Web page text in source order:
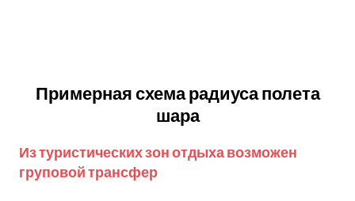
Примерная схема радиуса полета
шара
Из туристических зон отдыха возможен
груповой трансфер